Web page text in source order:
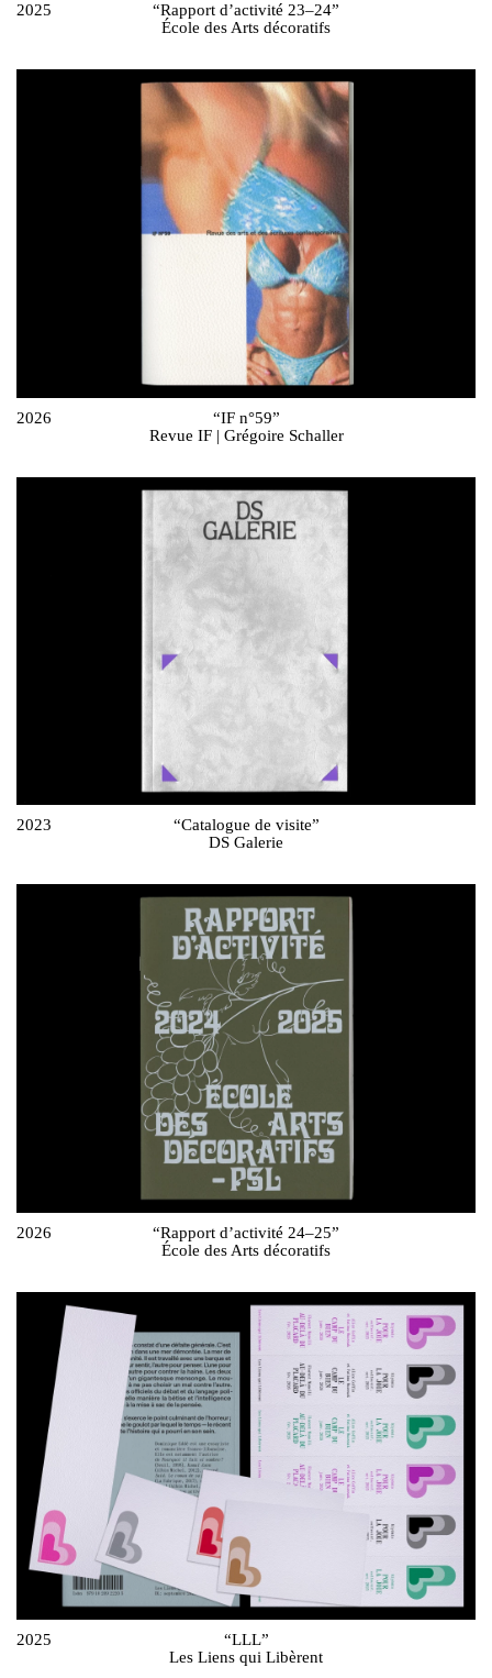
2025
“Rapport d’activité 23–24”
École des Arts décoratifs
2026
“IF n°59”
Revue IF | Grégoire Schaller
2023
“Catalogue de visite”
DS Galerie
2026
“Rapport d’activité 24–25”
École des Arts décoratifs
2025
“LLL”
Les Liens qui Libèrent